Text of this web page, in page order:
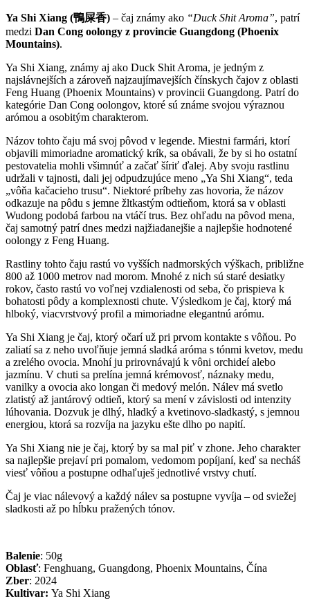
Ya Shi Xiang (鴨屎香) – čaj známy ako “Duck Shit Aroma”, patrí
medzi Dan Cong oolongy z provincie Guangdong (Phoenix
Mountains).
Ya Shi Xiang, známy aj ako Duck Shit Aroma, je jedným z
najslávnejších a zároveň najzaujímavejších čínskych čajov z oblasti
Feng Huang (Phoenix Mountains) v provincii Guangdong. Patrí do
kategórie Dan Cong oolongov, ktoré sú známe svojou výraznou
arómou a osobitým charakterom.
Názov tohto čaju má svoj pôvod v legende. Miestni farmári, ktorí
objavili mimoriadne aromatický krík, sa obávali, že by si ho ostatní
pestovatelia mohli všimnúť a začať šíriť ďalej. Aby svoju rastlinu
udržali v tajnosti, dali jej odpudzujúce meno „Ya Shi Xiang“, teda
„vôňa kačacieho trusu“. Niektoré príbehy zas hovoria, že názov
odkazuje na pôdu s jemne žltkastým odtieňom, ktorá sa v oblasti
Wudong podobá farbou na vtáčí trus. Bez ohľadu na pôvod mena,
čaj samotný patrí dnes medzi najžiadanejšie a najlepšie hodnotené
oolongy z Feng Huang.
Rastliny tohto čaju rastú vo vyšších nadmorských výškach, približne
800 až 1000 metrov nad morom. Mnohé z nich sú staré desiatky
rokov, často rastú vo voľnej vzdialenosti od seba, čo prispieva k
bohatosti pôdy a komplexnosti chute. Výsledkom je čaj, ktorý má
hlboký, viacvrstvový profil a mimoriadne elegantnú arómu.
Ya Shi Xiang je čaj, ktorý očarí už pri prvom kontakte s vôňou. Po
zaliatí sa z neho uvoľňuje jemná sladká aróma s tónmi kvetov, medu
a zrelého ovocia. Mnohí ju prirovnávajú k vôni orchideí alebo
jazmínu. V chuti sa prelína jemná krémovosť, náznaky medu,
vanilky a ovocia ako longan či medový melón. Nálev má svetlo
zlatistý až jantárový odtieň, ktorý sa mení v závislosti od intenzity
lúhovania. Dozvuk je dlhý, hladký a kvetinovo-sladkastý, s jemnou
energiou, ktorá sa rozvíja na jazyku ešte dlho po napití.
Ya Shi Xiang nie je čaj, ktorý by sa mal piť v zhone. Jeho charakter
sa najlepšie prejaví pri pomalom, vedomom popíjaní, keď sa necháš
viesť vôňou a postupne odhaľuješ jednotlivé vrstvy chutí.
Čaj je viac nálevový a každý nálev sa postupne vyvíja – od sviežej
sladkosti až po hĺbku pražených tónov.
Balenie: 50g
Oblasť: Fenghuang, Guangdong, Phoenix Mountains, Čína
Zber: 2024
Kultivar: Ya Shi Xiang